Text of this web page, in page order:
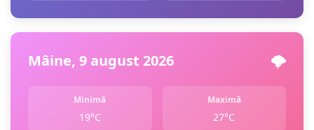
Mâine, 9 august 2026 🌩️
Minimă
19°C
Maximă
27°C